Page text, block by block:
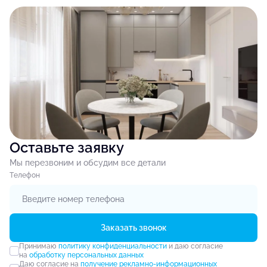
Оставьте заявку
Мы перезвоним и обсудим все детали
Tелефон
Заказать звонок
Принимаю политику конфиденциальностии даю согласие
на обработку персональных данных
Даю согласие на получение рекламно-информационных